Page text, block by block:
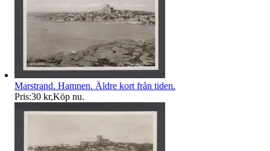
Marstrand. Hamnen. Äldre kort från tiden.
Pris:30 kr,Köp nu.